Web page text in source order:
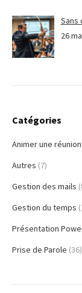
Sans
26
Catégories
Animer une réunion
Autres (7)
Gestion des mails
Gestion du temps
Présentation
Prise de Parole (36)